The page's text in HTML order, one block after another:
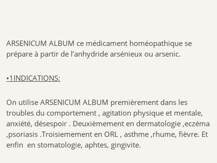
ARSENICUM ALBUM ce médicament homéopathique se
prépare à partir de l’anhydride arsénieux ou arsenic.
•1INDICATIONS:
On utilise ARSENICUM ALBUM premièrement dans les
troubles du comportement , agitation physique et mentale,
anxiété, désespoir . Deuxièmement en dermatologie ,eczéma
,psoriasis .Troisiemement en ORL , asthme ,rhume, fièvre. Et
enfin en stomatologie, aphtes, gingivite.